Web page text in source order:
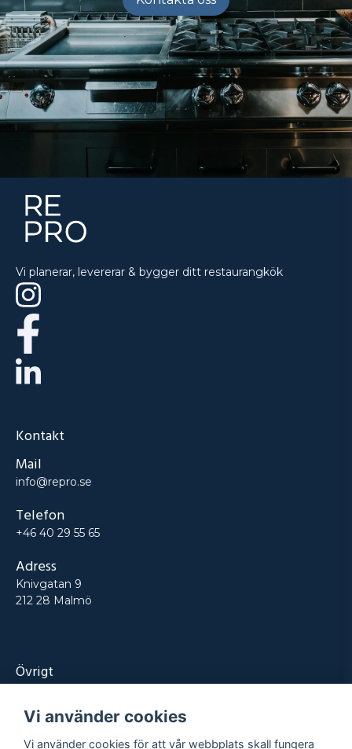
Vi planerar, levererar & bygger ditt restaurangkök
Kontakt
Mail
info@repro.se
Telefon
+46 40 29 55 65
Adress
Knivgatan 9
212 28 Malmö
Övrigt
Tjänster
Vi använder cookies
Vi använder cookies för att vår webbplats skall fungera